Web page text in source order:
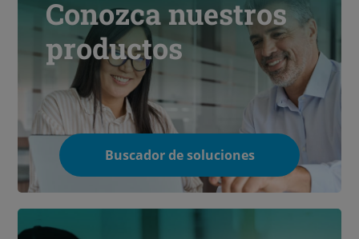
Conozca nuestros
productos
Buscador de soluciones